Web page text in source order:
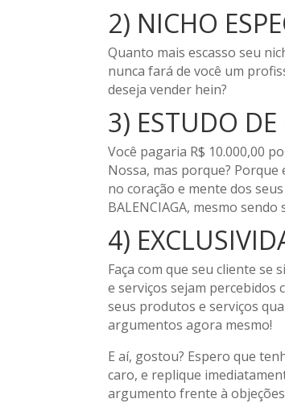
2) NICHO
Quanto mais escasso seu
nunca fará de você um
deseja vender hein?
3) ESTUDO
Você pagaria R$ 10.000,00
Nossa, mas porque?
no coração e mente dos
BALENCIAGA, mesmo
4)
Faça com que seu cliente se
e serviços sejam percebidos
seus produtos e serviços
argumentos agora mesmo!
E aí, gostou? Espero que
caro, e replique
argumento frente à